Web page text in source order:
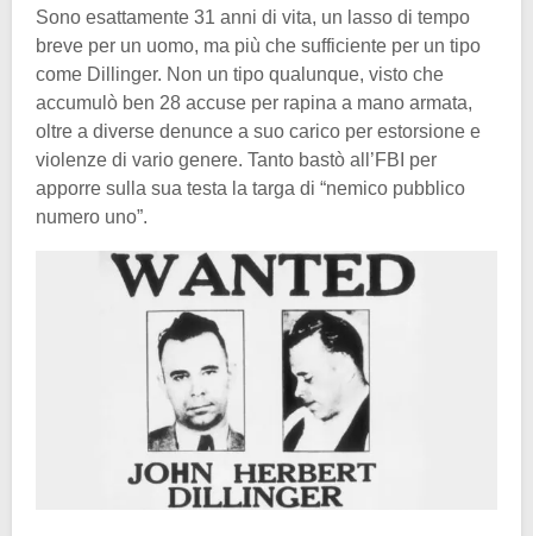
Sono esattamente 31 anni di vita, un lasso di tempo
breve per un uomo, ma più che sufficiente per un tipo
come Dillinger. Non un tipo qualunque, visto che
accumulò ben 28 accuse per rapina a mano armata,
oltre a diverse denunce a suo carico per estorsione e
violenze di vario genere. Tanto bastò all’FBI per
apporre sulla sua testa la targa di “nemico pubblico
numero uno”.